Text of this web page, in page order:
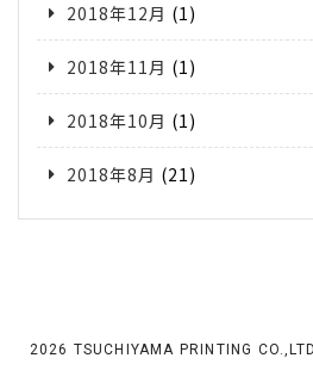
2018年12月 (1)
2018年11月 (1)
2018年10月 (1)
2018年8月 (21)
2026 TSUCHIYAMA PRINTING